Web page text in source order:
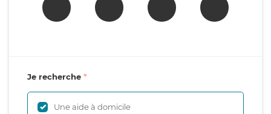
Je recherche
Une aide à domicile